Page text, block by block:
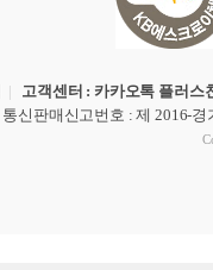
| 고객센터 : 카카오톡 플러스
통신판매신고번호 : 제 2016-